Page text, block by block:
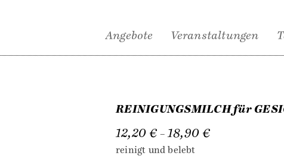
Angebote Veranstaltungen
REINIGUNGSMILCH für
12,20€ –18,90€
reinigt und belebt